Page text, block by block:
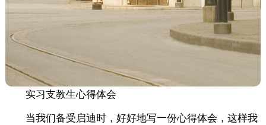
实习支教生心得体会
当我们备受启迪时，好好地写一份心得体会，这样我